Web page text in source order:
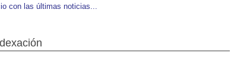
con las últimas noticias...